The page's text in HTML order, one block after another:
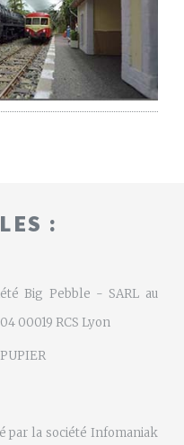
:
Big Pebble - SARL au
00019 RCS Lyon
par la société Infomaniak